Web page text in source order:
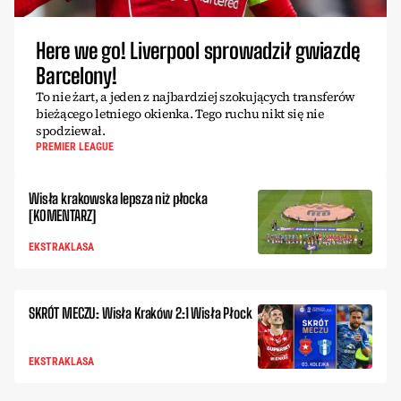
Here we go! Liverpool sprowadził gwiazdę
Barcelony!
To nie żart, a jeden z najbardziej szokujących transferów
bieżącego letniego okienka. Tego ruchu nikt się nie
spodziewał.
PREMIER LEAGUE
Wisła krakowska lepsza niż płocka
[KOMENTARZ]
EKSTRAKLASA
SKRÓT MECZU: Wisła Kraków 2:1 Wisła Płock
EKSTRAKLASA